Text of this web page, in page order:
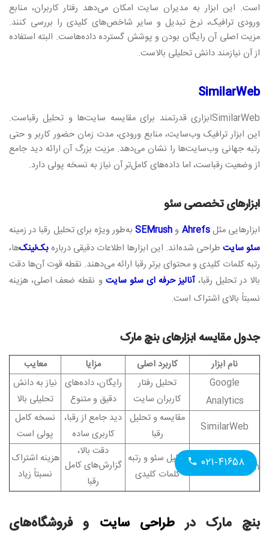
است. این ابزار به مدیران سایت امکان می‌دهد رفتار کاربران، منابع
ورودی ترافیک، نرخ تبدیل و سایر شاخص‌های کلیدی را بررسی کنند.
مزیت اصلی آن رایگان بودن و پوشش گسترده داده‌هاست. البته استفاده
از آن نیازمند دانش تحلیلی بالاست.
SimilarWeb
SimilarWebابزاری قدرتمند برای مقایسه سایت‌ها و تحلیل رقباست.
این ابزار ترافیک وب‌سایت، منابع ورودی، مدت زمان حضور کاربر و حتی
رتبه جهانی وب‌سایت‌ها را نشان می‌دهد. مزیت بزرگ آن ارائه دید جامع
از وضعیت رقباست، اما داده‌های کامل‌تر آن نیاز به نسخه پولی دارد.
ابزارهای تخصصی سئو
ابزارهایی مثلAhrefs وSEMrush به‌طور ویژه برای تحلیل رقبا در زمینه
سئو سایت طراحی شده‌اند. این ابزارها اطلاعات دقیقی دربارهبک‌لینک‌ها،
رتبه کلمات کلیدی و محتوای برتر رقبا ارائه می‌دهند. نقطه قوت آن‌ها دقت
بالا در تحلیل رقبا،آنالیز حرفه ای سئو سایت و نقطه ضعف اصلی، هزینه
نسبتاً بالای اشتراک است.
جدول مقایسه ابزارهای بنچ مارک
نام ابزار کاربرد اصلی مزایا
معایب
Google
Analytics
تحلیل رفتار
کاربران سایت
رایگان، داده‌های
دقیق و متنوع
نیاز به دانش
تحلیلی بالا
SimilarWeb
مقایسه و تحلیل
رقبا
دید جامع از رقبا،
کاربری ساده
نسخه کامل
پولی است
Ahrefs/SEMrush
تحلیل سئو و رتبه
کلمات کلیدی
دقت بالا،
گزارش‌های کامل
رقبا
هزینه اشتراک
نسبتاً زیاد
بنچ مارک در طراحی سایت و فروشگاه‌های
۰۲۱-۴۱۶۵۸